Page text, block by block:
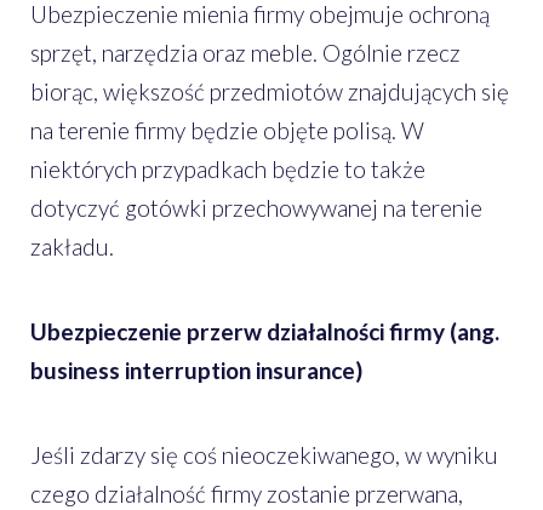
Ubezpieczenie mienia firmy obejmuje ochroną
sprzęt, narzędzia oraz meble. Ogólnie rzecz
biorąc, większość przedmiotów znajdujących się
na terenie firmy będzie objęte polisą. W
niektórych przypadkach będzie to także
dotyczyć gotówki przechowywanej na terenie
zakładu.
Ubezpieczenie przerw działalności firmy (ang.
business interruption insurance)
Jeśli zdarzy się coś nieoczekiwanego, w wyniku
czego działalność firmy zostanie przerwana,